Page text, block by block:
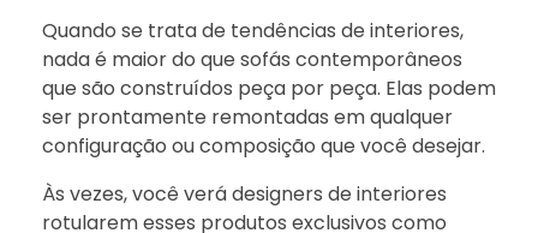
Quando se trata de tendências de interiores,
nada é maior do que sofás contemporâneos
que são construídos peça por peça. Elas podem
ser prontamente remontadas em qualquer
configuração ou composição que você desejar.
Às vezes, você verá designers de interiores
rotularem esses produtos exclusivos como